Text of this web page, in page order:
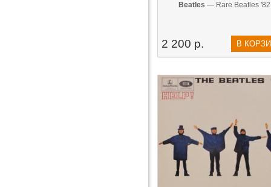
Beatles — Rare Beatles '82
2 200 р. В